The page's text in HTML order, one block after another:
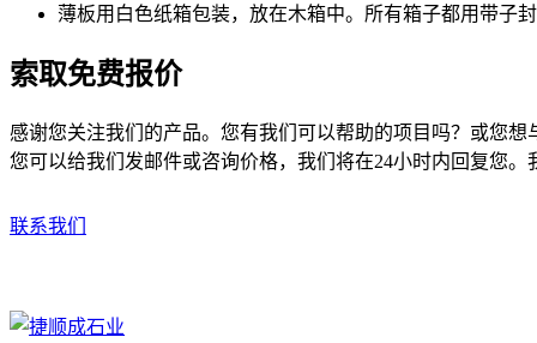
薄板用白色纸箱包装，放在木箱中。所有箱子都用带子
索取免费报价
感谢您关注我们的产品。您有我们可以帮助的项目吗？或您想
您可以给我们发邮件或咨询价格，我们将在24小时内回复您。
联系我们